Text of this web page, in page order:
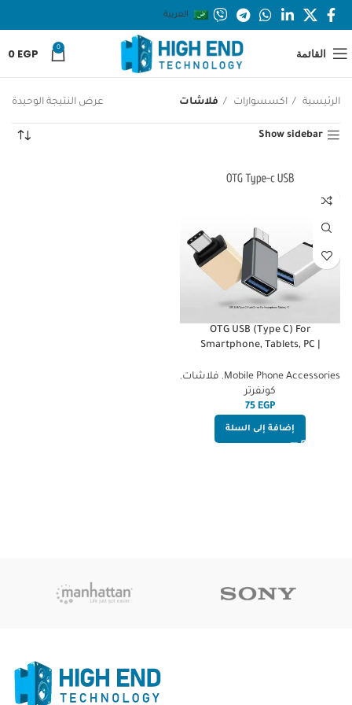
العربية
القائمة 0
0 EGP
الرئيسية اكسسوارات فلاشات عرض النتيجة الوحيدة
Show sidebar
OTG USB (Type C) For
Smartphone, Tablets, PC |
Mobile Phone Accessories
, فلاشات,
كونفرتر
EGP
إضافة إلى السلة